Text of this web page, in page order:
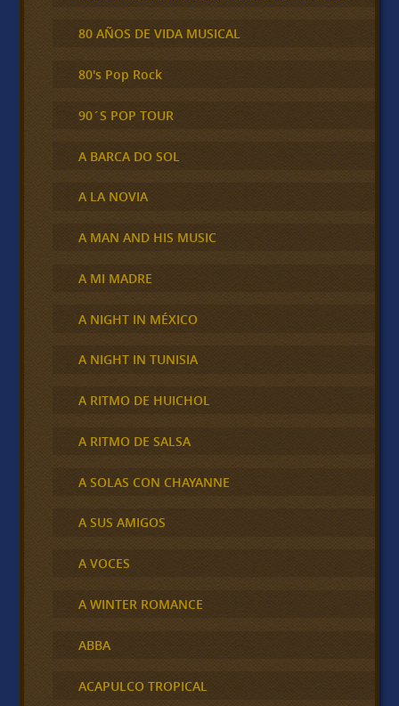
80 AÑOS DE VIDA MUSICAL
80's Pop Rock
90´S POP TOUR
A BARCA DO SOL
A LA NOVIA
A MAN AND HIS MUSIC
A MI MADRE
A NIGHT IN MÉXICO
A NIGHT IN TUNISIA
A RITMO DE HUICHOL
A RITMO DE SALSA
A SOLAS CON CHAYANNE
A SUS AMIGOS
A VOCES
A WINTER ROMANCE
ABBA
ACAPULCO TROPICAL